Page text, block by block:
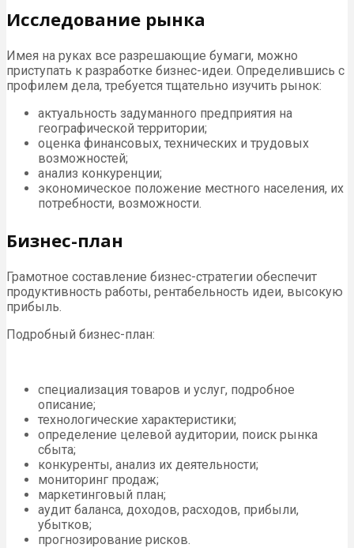
Исследование рынка
Имея на руках все разрешающие бумаги, можно
приступать к разработке бизнес-идеи. Определившись с
профилем дела, требуется тщательно изучить рынок:
актуальность задуманного предприятия на
географической территории;
оценка финансовых, технических и трудовых
возможностей;
анализ конкуренции;
экономическое положение местного населения, их
потребности, возможности.
Бизнес-план
Грамотное составление бизнес-стратегии обеспечит
продуктивность работы, рентабельность идеи, высокую
прибыль.
Подробный бизнес-план:
специализация товаров и услуг, подробное
описание;
технологические характеристики;
определение целевой аудитории, поиск рынка
сбыта;
конкуренты, анализ их деятельности;
мониторинг продаж;
маркетинговый план;
аудит баланса, доходов, расходов, прибыли,
убытков;
прогнозирование рисков.